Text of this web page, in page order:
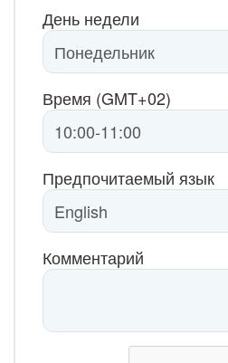
День недели
Время (GMT+02)
Предпочитаемый язык
Комментарий